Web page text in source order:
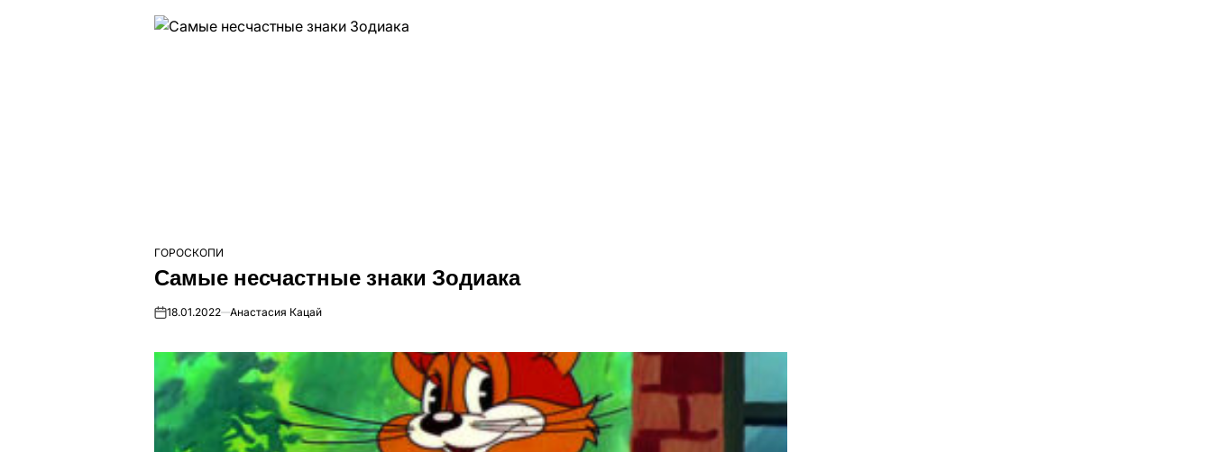
ОПУБЛІКУВАТИ
У
ГОРОСКОПИ
Самые несчастные знаки Зодиака
on18.01.2022 Анастасия Кацай